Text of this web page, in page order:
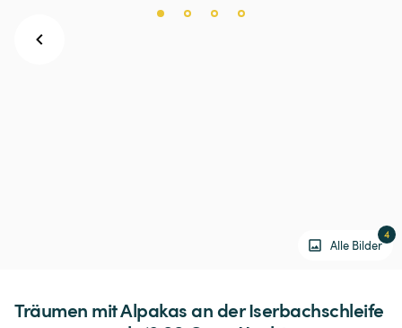
Alle Bilder
4
Träumen mitAlpakasander Iserbachschleife